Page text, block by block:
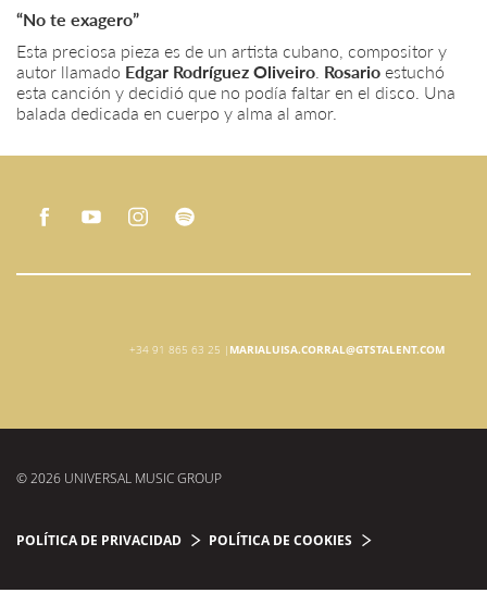
“No te exagero”
Esta preciosa pieza es de un artista cubano, compositor y
autor llamado Edgar Rodríguez Oliveiro Rosario estuchó
esta canción y decidió que no podía faltar en el disco. Una
balada dedicada en cuerpo y alma al amor.
+34 91 865 63 25 | MARIALUISA.CORRAL@GTSTALENT.COM
© 2026 UNIVERSAL MUSIC GROUP
POLÍTICA DE PRIVACIDAD POLÍTICA DE COOKIES